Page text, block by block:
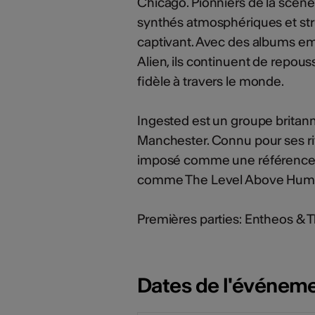
synthés atmosphériques et
captivant. Avec des albums
Alien, ils continuent de
fidèle à travers le monde.
Ingested est un groupe
Manchester. Connu pour ses
imposé comme une
comme The Level Above
Premières parties: Entheos &
Dates de